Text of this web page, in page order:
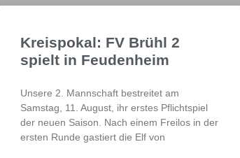
Kreispokal: FV Brühl 2
spielt in Feudenheim
Unsere 2. Mannschaft bestreitet am
Samstag, 11. August, ihr erstes Pflichtspiel
der neuen Saison. Nach einem Freilos in der
ersten Runde gastiert die Elf von